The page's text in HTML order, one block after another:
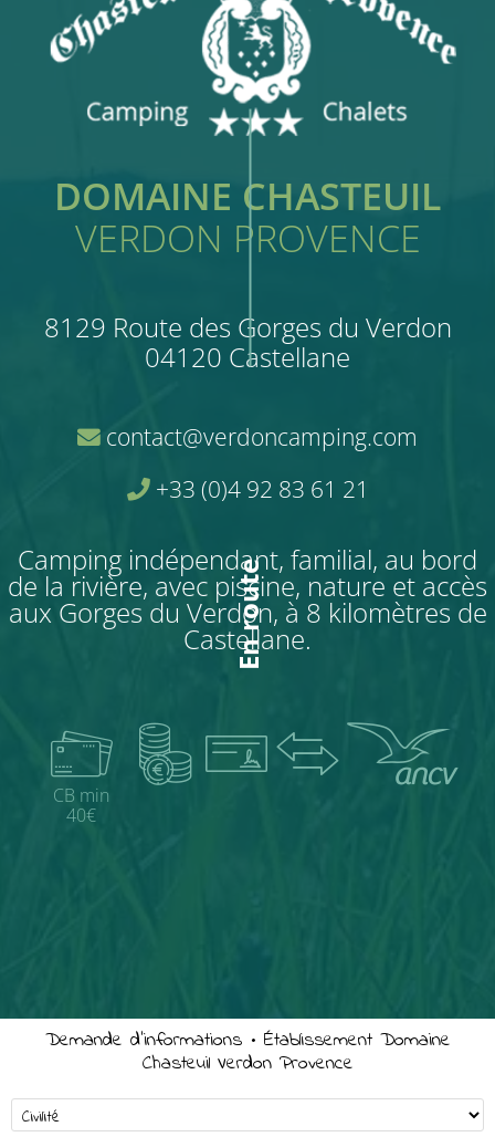
DOMAINE CHASTEUIL
VERDON PROVENCE
8129 Route des Gorges du Verdon
04120 Castellane
contact@verdoncamping.com
+33 (0)4 92 83 61 21
Camping indépendant, familial, au bord
de la rivière, avec piscine, nature et accès
aux Gorges du Verdon, à 8 kilomètres de
Castellane.
CB min
40€
En route